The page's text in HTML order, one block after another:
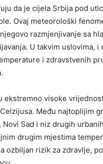
da je cijela Srbija pod
Ovaj meteorološki
razmjenjivanje sa
U takvim uslovima, i
i zdravstvenih
visoke
Među najtoplijim
Sad i niz drugih
drugim mjestima
rizik za zdravlje,